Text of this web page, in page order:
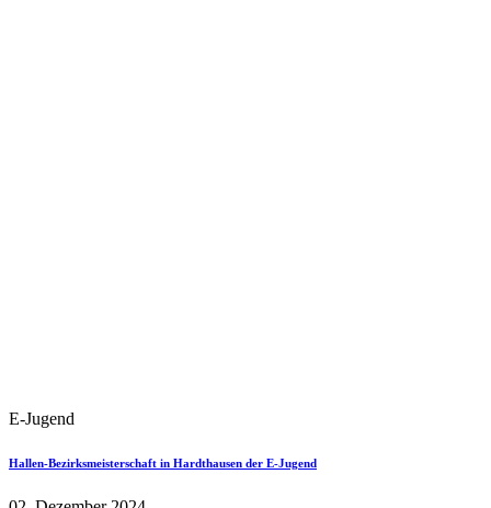
E-Jugend
Hallen-Bezirksmeisterschaft in Hardthausen der E-Jugend